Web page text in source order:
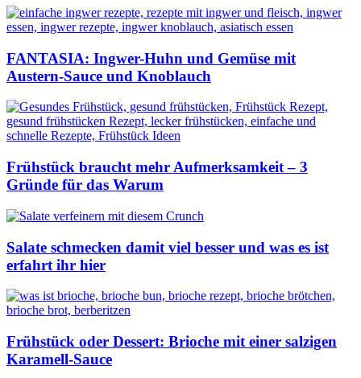
FANTASIA: Ingwer-Huhn und Gemüse mit
Austern-Sauce und Knoblauch
Frühstück braucht mehr Aufmerksamkeit – 3
Gründe für das Warum
Salate schmecken damit viel besser und was es ist
erfahrt ihr hier
Frühstück oder Dessert: Brioche mit einer salzigen
Karamell-Sauce